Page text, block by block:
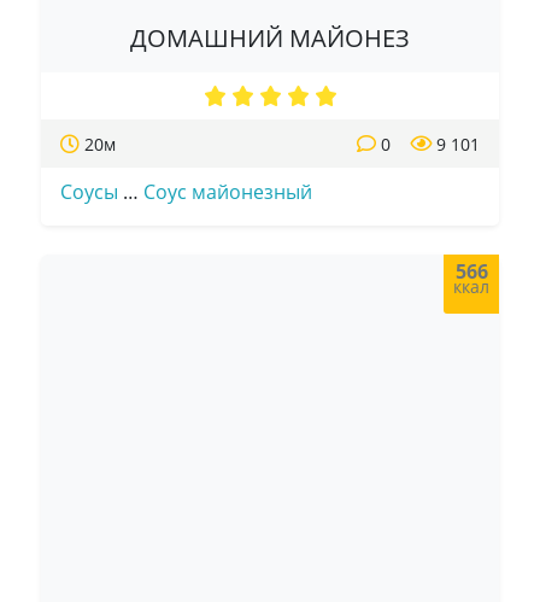
ДОМАШНИЙ МАЙОНЕЗ
20м 9 101
0
Соусы … Соус майонезный
566
ккал